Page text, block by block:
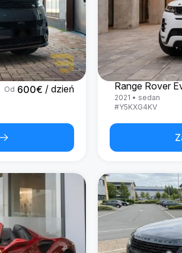
Od 600€ / dzień
Land Rover
Range Rover
2021 • sedan
#Y5KXG4KV